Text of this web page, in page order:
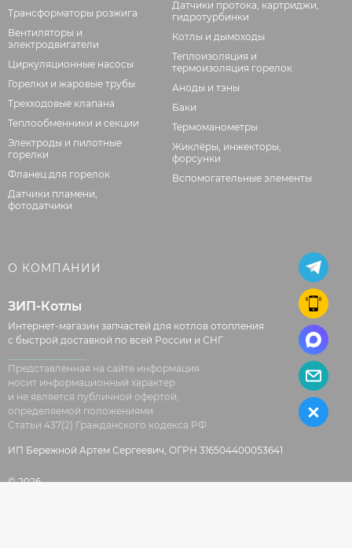
Трансформаторы розжига
Вентиляторы и
электродвигатели
Циркуляционные насосы
Горелки и жаровые трубы
Трехходовые клапана
Теплообменники и секции
Электроды и пилотные
горелки
Фланец для горелок
Датчики пламени,
фотодатчики
Датчики протока, картриджи,
гидротурбинки
Котлы и дымоходы
Теплоизоляция и
термоизоляция горелок
Аноды и тэны
Баки
Термоманометры
Жиклёры, инжекторы,
форсунки
Вспомогательные элементы
О КОМПАНИИ
ЗИП-Котлы
Интернет-магазин запчастей для котлов отопления
с быстрой доставкой по всей России и СНГ
Представленная на сайте информация
носит информационный характер
и не является публичной офертой,
определяемой положениями
Статьи 437(2) Гражданского кодекса РФ
ИП Бережной Артем Сергеевич, ОГРН 316504400053641
© 2026